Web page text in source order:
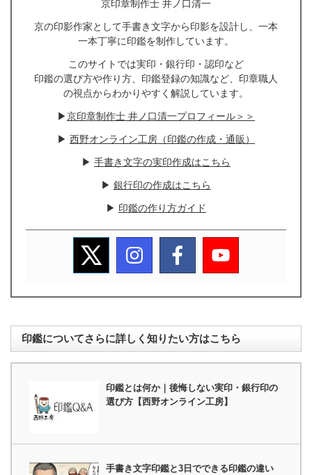
京印章制作士 井ノ口清一
京の印影作家として手書き文字から印影を設計し、一本
一本丁寧に印鑑を制作しています。
このサイトでは実印・銀行印・認印など
印鑑の選び方や作り方、印鑑登録の知識など、印章職人
の視点からわかりやすく解説しています。
▶京印章制作士 井ノ口清一プロフィール＞＞
▶ 西野オンライン工房（印鑑の作成・通販）
▶ 手書き文字の実印作成はこちら
▶ 銀行印の作成はこちら
▶ 印鑑の作り方ガイド
印鑑についてさらに詳しく知りたい方はこちら
印鑑とは何か｜後悔しない実印・銀行印の
選び方【西野オンライン工房】
手書き文字印鑑と3日でできる印鑑の違い